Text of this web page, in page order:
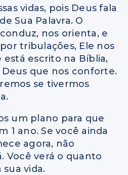
vidas, pois Deus fala
Sua Palavra. O
nos orienta, e
tribulações, Ele nos
escrito na Bíblia,
que nos conforte.
se tivermos
um plano para que
1 ano. Se você ainda
agora, não
Você verá o quanto
vida.